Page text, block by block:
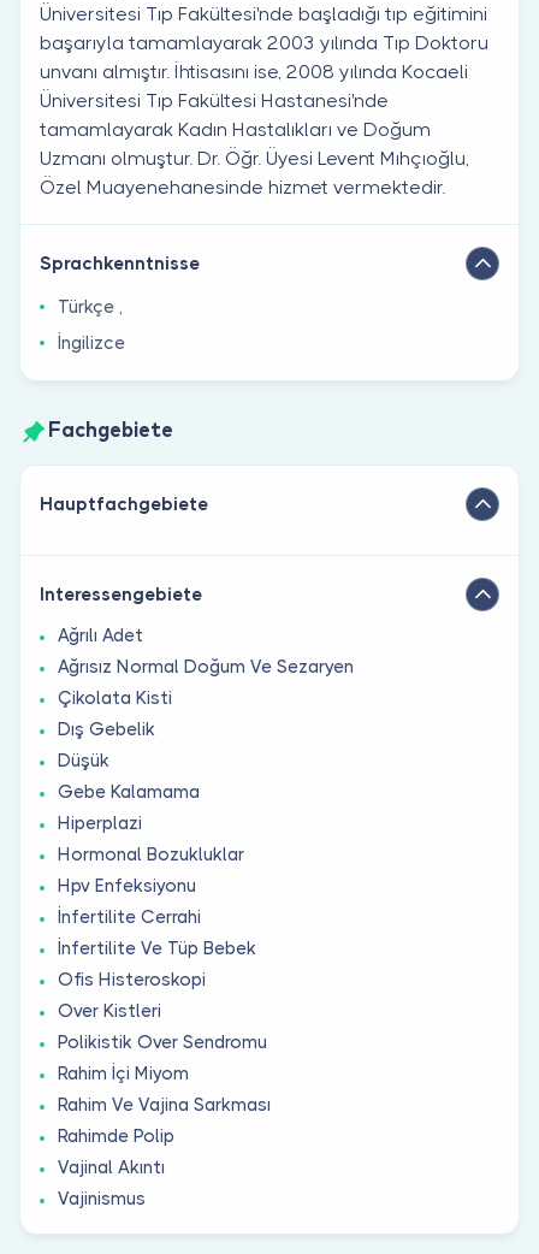
Üniversitesi Tıp Fakültesi'nde başladığı tıp eğitimini
başarıyla tamamlayarak 2003 yılında Tıp Doktoru
unvanı almıştır. İhtisasını ise, 2008 yılında Kocaeli
Üniversitesi Tıp Fakültesi Hastanesi'nde
tamamlayarak Kadın Hastalıkları ve Doğum
Uzmanı olmuştur. Dr. Öğr. Üyesi Levent Mıhçıoğlu,
Özel Muayenehanesinde hizmet vermektedir.
Sprachkenntnisse
Türkçe ,
İngilizce
Fachgebiete
Hauptfachgebiete
Interessengebiete
Ağrılı Adet
Ağrısız Normal Doğum Ve Sezaryen
Çikolata Kisti
Dış Gebelik
Düşük
Gebe Kalamama
Hiperplazi
Hormonal Bozukluklar
Hpv Enfeksiyonu
İnfertilite Cerrahi
İnfertilite Ve Tüp Bebek
Ofis Histeroskopi
Over Kistleri
Polikistik Over Sendromu
Rahim İçi Miyom
Rahim Ve Vajina Sarkması
Rahimde Polip
Vajinal Akıntı
Vajinismus